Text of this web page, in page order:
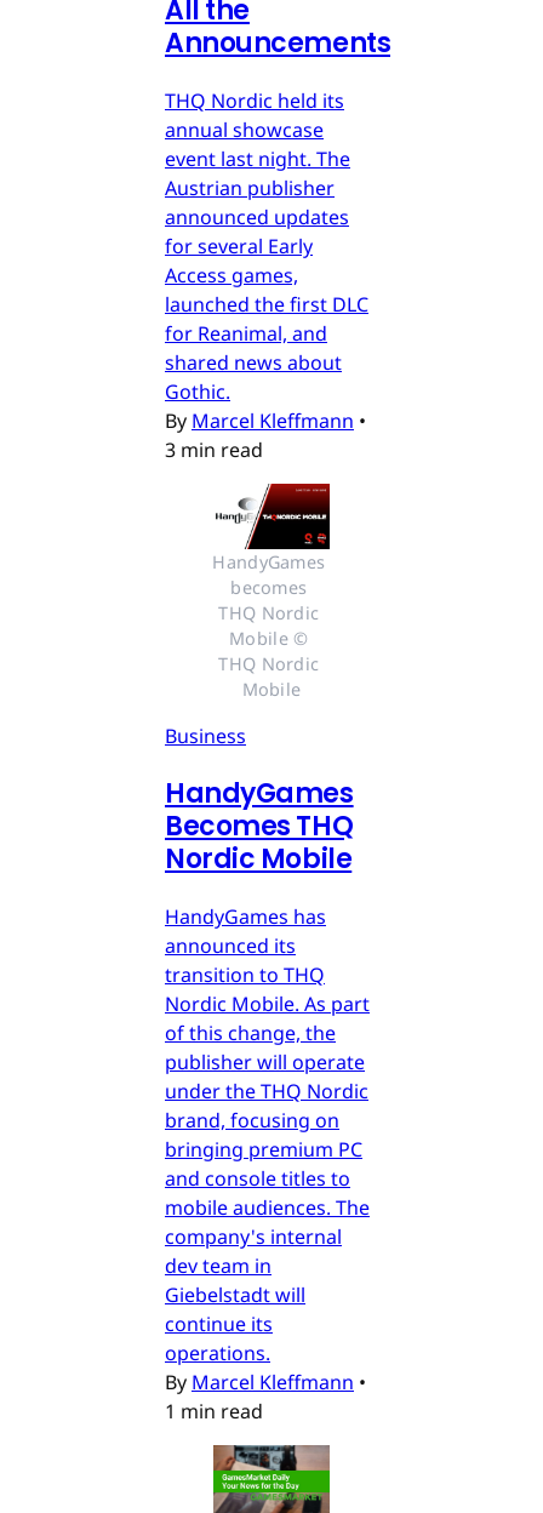
All the
Announcements
THQ Nordic held its
annual showcase
event last night. The
Austrian publisher
announced updates
for several Early
Access games,
launched the first DLC
for Reanimal, and
shared news about
Gothic.
By Marcel Kleffmann •
3 min read
HandyGames
becomes
THQ Nordic
Mobile ©
THQ Nordic
Mobile
Business
HandyGames
Becomes THQ
Nordic Mobile
HandyGames has
announced its
transition to THQ
Nordic Mobile. As part
of this change, the
publisher will operate
under the THQ Nordic
brand, focusing on
bringing premium PC
and console titles to
mobile audiences. The
company's internal
dev team in
Giebelstadt will
continue its
operations.
By Marcel Kleffmann •
1 min read